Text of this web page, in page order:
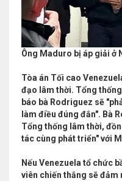
Ông Maduro bị áp giải ở
Tòa án Tối cao
đạo lâm thời. Tổng
báo bà Rodriguez sẽ
làm điều đúng đắn". Bà
Tổng thống lâm thời,
tác cùng phát triển" với
Nếu Venezuela tổ chức
viên chiến thắng sẽ đảm